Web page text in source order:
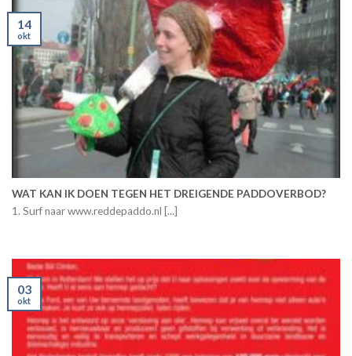
WAT KAN IK DOEN TEGEN HET DREIGENDE PADDOVERBOD?
1. Surf naar www.reddepaddo.nl [...]
14
okt
03
okt